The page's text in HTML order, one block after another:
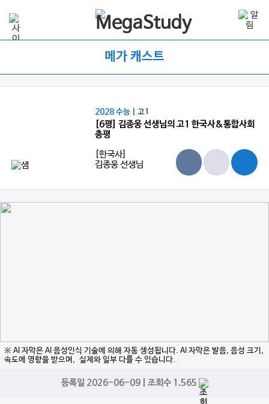
메가 캐스트
2028 수능 |고1
[6평] 김종웅 선생님의 고1 한국사&통합사회
총평
[한국사]
김종웅 선생님
※ AI 자막은 AI 음성인식 기술에 의해 자동 생성됩니다. AI 자막은 발음, 음성 크기,
속도에 영향을 받으며, 실제와 일부 다를 수 있습니다.
등록일 2026-06-09 | 조회수 1,565